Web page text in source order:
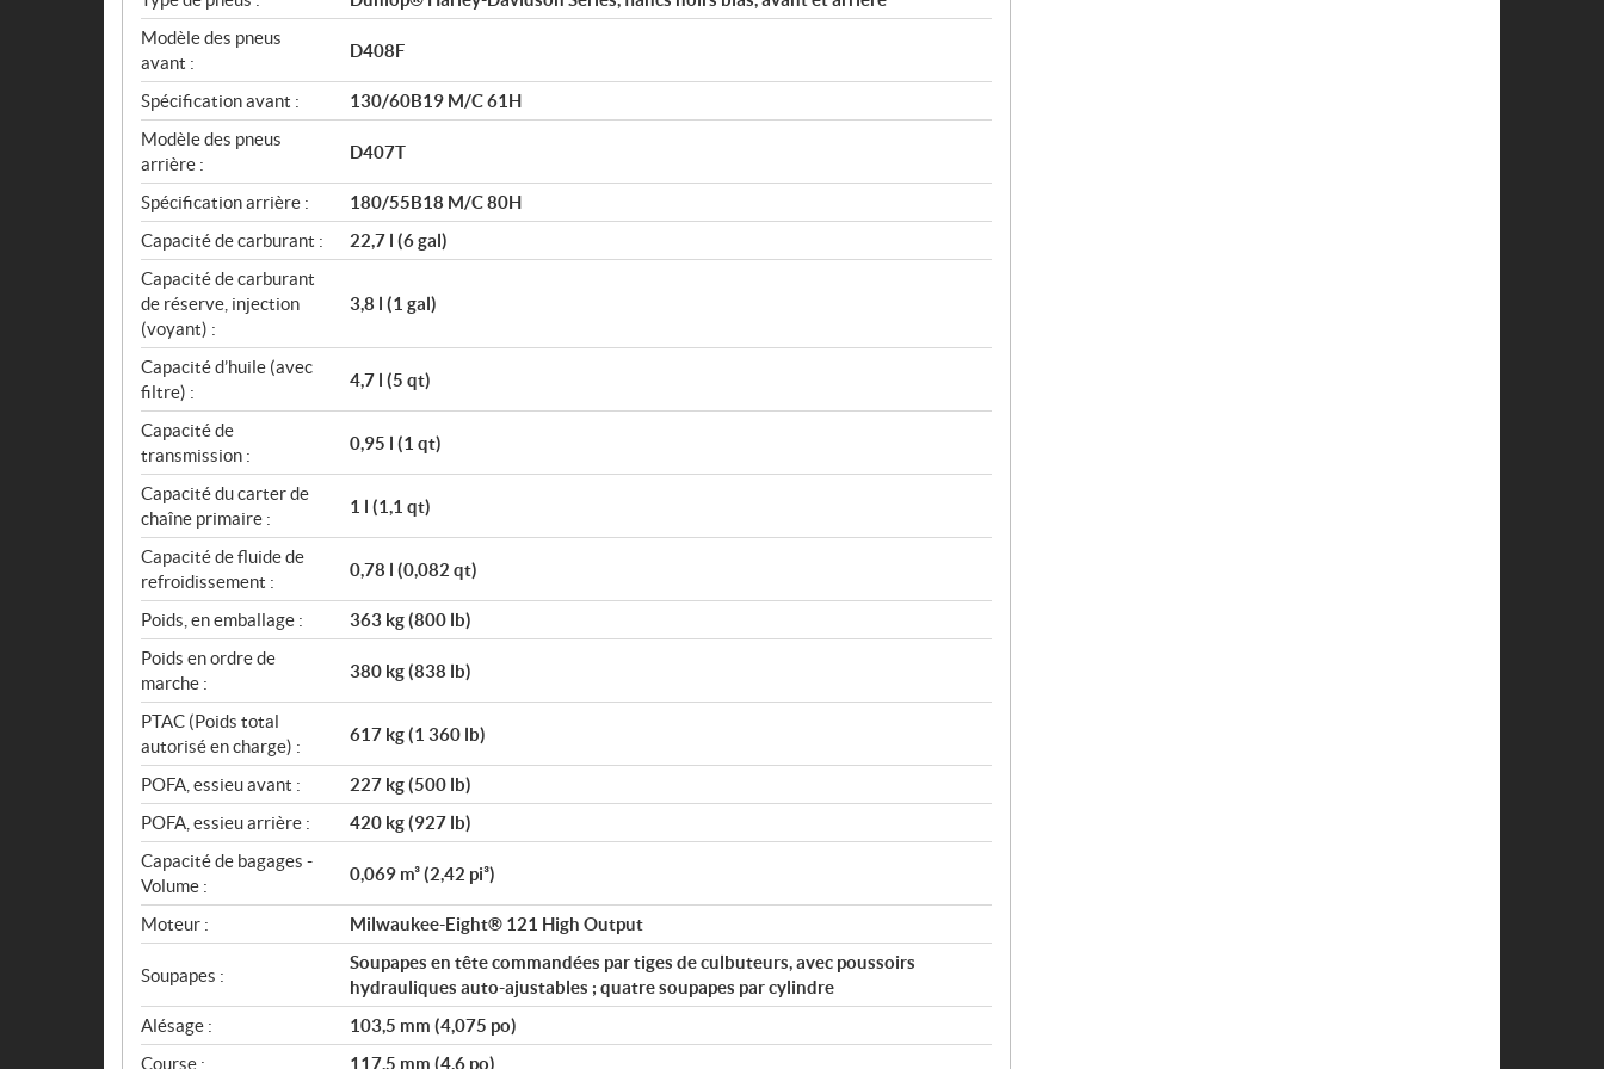
Modèle des pneus
avant :
D408F
Spécification avant :
130/60B19 M/C 61H
Modèle des pneus
arrière :
D407T
Spécification arrière :
180/55B18 M/C 80H
Capacité de carburant :
22,7 l (6 gal)
Capacité de carburant
de réserve, injection
(voyant) :
3,8 l (1 gal)
Capacité d’huile (avec
filtre) :
4,7 l (5 qt)
Capacité de
transmission :
0,95 l (1 qt)
Capacité du carter de
chaîne primaire :
1 l (1,1 qt)
Capacité de fluide de
refroidissement :
0,78 l (0,082 qt)
Poids, en emballage :
363 kg (800 lb)
Poids en ordre de
marche :
380 kg (838 lb)
PTAC (Poids total
autorisé en charge) :
617 kg (1 360 lb)
POFA, essieu avant :
227 kg (500 lb)
POFA, essieu arrière :
420 kg (927 lb)
Capacité de bagages -
Volume :
0,069 m³ (2,42 pi³)
Moteur : Milwaukee-Eight® 121 High Output
Soupapes :
Soupapes en tête commandées par tiges de culbuteurs, avec poussoirs
hydrauliques auto-ajustables ; quatre soupapes par cylindre
Alésage :
103,5 mm (4,075 po)
Course :
117,5 mm (4,6 po)